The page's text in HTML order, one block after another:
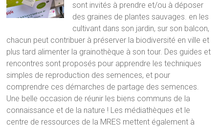
sont invités à prendre et/ou à déposer
des graines de plantes sauvages. en les
cultivant dans son jardin, sur son balcon,
chacun peut contribuer à préserver la biodiversité en ville et
plus tard alimenter la grainothèque à son tour. Des guides et
rencontres sont proposés pour apprendre les techniques
simples de reproduction des semences, et pour
comprendre ces démarches de partage des semences.
Une belle occasion de réunir les biens communs de la
connaissance et de la nature ! Les médiathèques et le
centre de ressources de la MRES mettent également à